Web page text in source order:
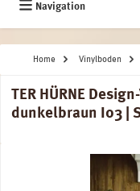
Navigation
Home Vinylboden
TER HÜRNE
dunkelbraun I03 |
Bildergalerie überspringen